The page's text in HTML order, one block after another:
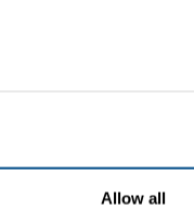
Allow all
Disclaimer
Sitemap